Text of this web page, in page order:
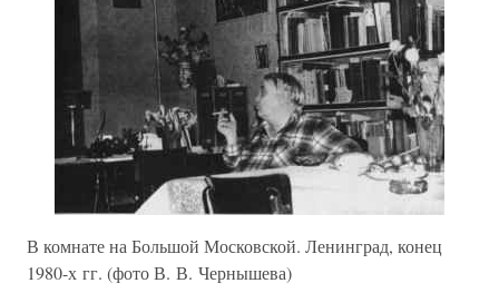
В комнате на Большой Московской. Ленинград, конец
1980-х гг. (фото В. В. Чернышева)